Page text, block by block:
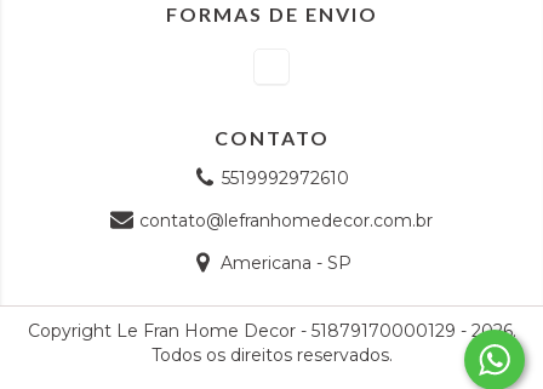
FORMAS DE ENVIO
CONTATO
5519992972610
contato@lefranhomedecor.com.br
Americana - SP
Copyright Le Fran Home Decor - 51879170000129 - 2026.
Todos os direitos reservados.